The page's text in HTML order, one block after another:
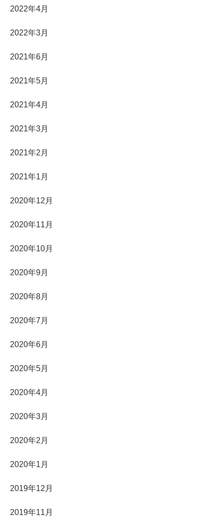
2022年4月
2022年3月
2021年6月
2021年5月
2021年4月
2021年3月
2021年2月
2021年1月
2020年12月
2020年11月
2020年10月
2020年9月
2020年8月
2020年7月
2020年6月
2020年5月
2020年4月
2020年3月
2020年2月
2020年1月
2019年12月
2019年11月